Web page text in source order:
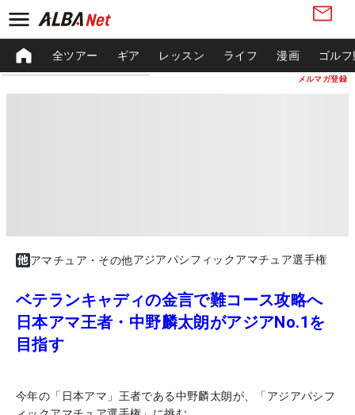
メルマガ登録
全ツアー ギア レッスン ライフ 漫画 ゴル
アマチュア・その他アジアパシフィックアマチュア選手権
ベテランキャディの金言で難コース攻略へ
日本アマ王者・中野麟太朗がアジアNo.1を
目指す
今年の「日本アマ」王者である中野麟太朗が、「アジアパシフ